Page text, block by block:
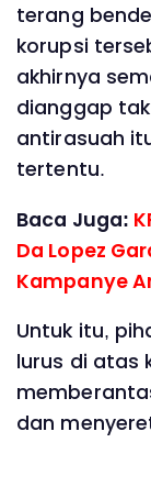
terang
korupsi
akhirnya
dianggap
antirasuah
tertentu.
Baca Juga:
Da Lopez
Kampanye
Untuk itu,
lurus di atas
dan